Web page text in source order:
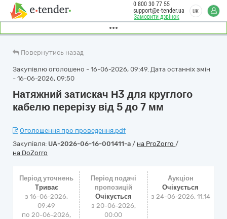
Замовити дзвінок
0 800 30 77 55
support@e-tender.ua
UK
Повернутись назад
Закупівлю оголошено - 16-06-2026, 09:49. Дата останніх змін
- 16-06-2026, 09:50
Натяжний затискач Н3 для круглого
кабелю перерізу від 5 до 7 мм
Оголошення про проведення.pdf
Закупівля: UA-2026-06-16-001411-a / на ProZorro /
на DoZorro
Період уточнень
Триває
з 16-06-2026,
09:49
по 20-06-2026,
Період подачі
пропозицій
Очікується
з 20-06-2026,
00:00
Аукціон
Очікується
з 24-06-2026, 11:14